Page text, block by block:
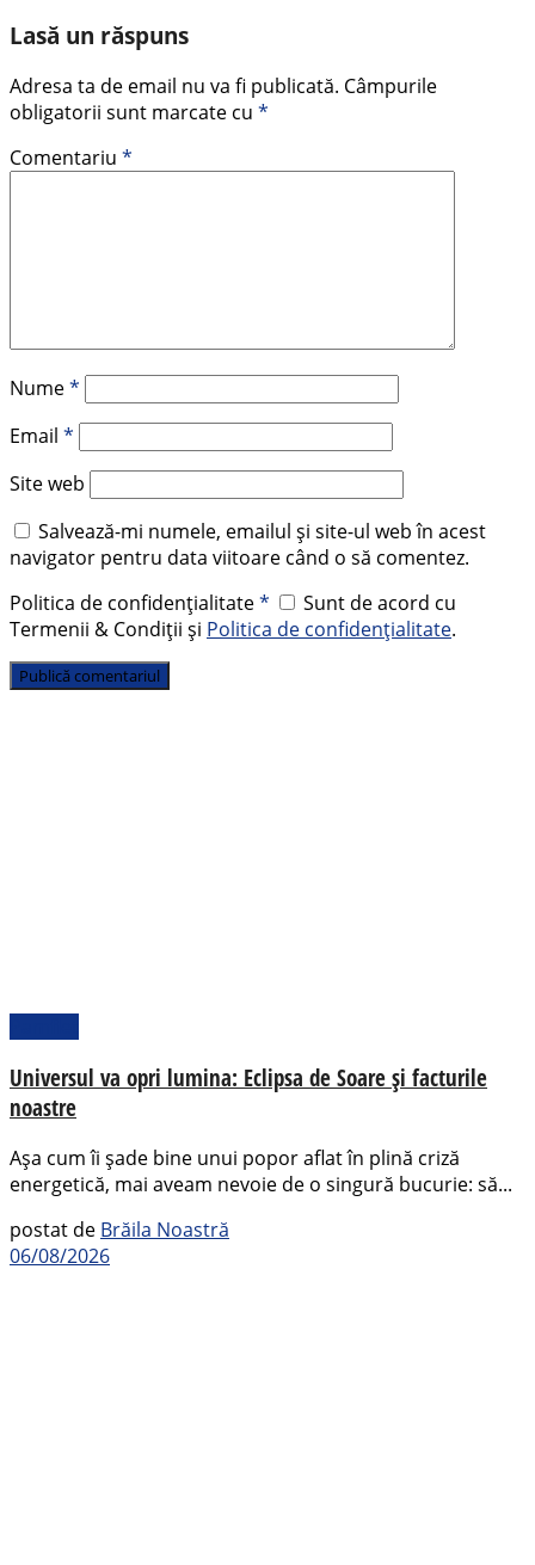
Lasă un răspuns
Adresa ta de email nu va fi publicată. Câmpurile
obligatorii sunt marcate cu *
Comentariu *
Nume*
Email *
Site web
Salvează-mi numele, emailul și site-ul web în acest
navigator pentru data viitoare când o să comentez.
Politica de confidențialitate*
Sunt de acord cu
Termenii & Condiții și Politica de confidențialitate.
Universul va opri lumina: Eclipsa de Soare și facturile
noastre
Așa cum îi șade bine unui popor aflat în plină criză
energetică, mai aveam nevoie de o singură bucurie: să...
postat de Brăila Noastră
06/08/2026